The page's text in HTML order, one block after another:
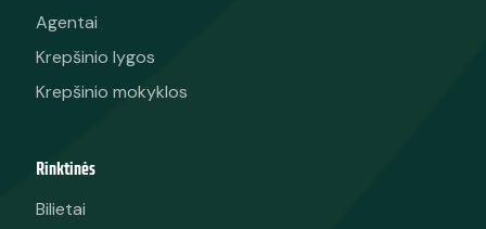
Agentai
Krepšinio lygos
Krepšinio mokyklos
Rinktinės
Bilietai